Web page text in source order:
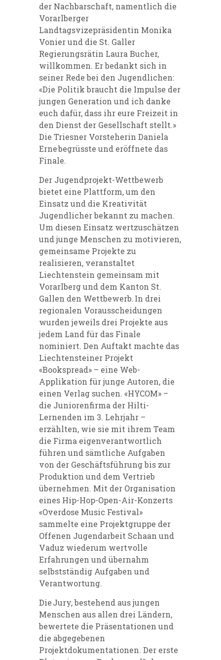
der Nachbarschaft, namentlich die
Vorarlberger
Landtagsvizepräsidentin Monika
Vonier und die St. Galler
Regierungsrätin Laura Bucher,
willkommen. Er bedankt sich in
seiner Rede bei den Jugendlichen:
«Die Politik braucht die Impulse der
jungen Generation und ich danke
euch dafür, dass ihr eure Freizeit in
den Dienst der Gesellschaft stellt.»
Die Triesner Vorsteherin Daniela
Erne begrüsste und eröffnete das
Finale.
Der Jugendprojekt-Wettbewerb
bietet eine Plattform, um den
Einsatz und die Kreativität
Jugendlicher bekannt zu machen.
Um diesen Einsatz wertzuschätzen
und junge Menschen zu motivieren,
gemeinsame Projekte zu
realisieren, veranstaltet
Liechtenstein gemeinsam mit
Vorarlberg und dem Kanton St.
Gallen den Wettbewerb. In drei
regionalen Vorausscheidungen
wurden jeweils drei Projekte aus
jedem Land für das Finale
nominiert. Den Auftakt machte das
Liechtensteiner Projekt
«Bookspread» – eine Web-
Applikation für junge Autoren, die
einen Verlag suchen. «HYCOM» –
die Juniorenfirma der Hilti-
Lernenden im 3. Lehrjahr –
erzählten, wie sie mit ihrem Team
die Firma eigenverantwortlich
führen und sämtliche Aufgaben
von der Geschäftsführung bis zur
Produktion und dem Vertrieb
übernehmen. Mit der Organisation
eines Hip-Hop-Open-Air-Konzerts
«Overdose Music Festival»
sammelte eine Projektgruppe der
Offenen Jugendarbeit Schaan und
Vaduz wiederum wertvolle
Erfahrungen und übernahm
selbstständig Aufgaben und
Verantwortung.
Die Jury, bestehend aus jungen
Menschen aus allen drei Ländern,
bewertete die Präsentationen und
die abgegebenen
Projektdokumentationen. Der erste